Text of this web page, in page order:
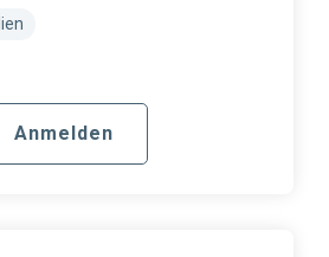
Anmelden